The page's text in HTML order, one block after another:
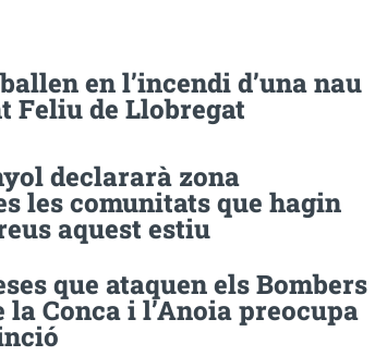
en l’incendi d’una nau
Feliu de Llobregat
declararà zona
les comunitats que hagin
aquest estiu
que ataquen els Bombers
la Conca i l’Anoia preocupa